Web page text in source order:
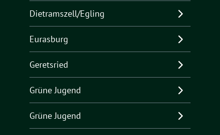
Dietramszell/Egling
Eurasburg
Geretsried
Grüne Jugend
Grüne Jugend